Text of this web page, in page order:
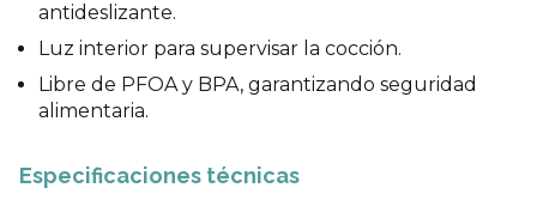
antideslizante.
Luz interior para supervisar la cocción.
Libre de PFOA y BPA, garantizando seguridad
alimentaria.
Especificaciones técnicas